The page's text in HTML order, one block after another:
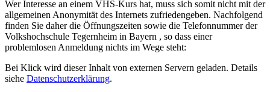
Wer Interesse an einem VHS-Kurs hat, muss sich somit nicht mit der
allgemeinen Anonymität des Internets zufriedengeben. Nachfolgend
finden Sie daher die Öffnungszeiten sowie die Telefonnummer der
Volkshochschule Tegernheim in Bayern , so dass einer
problemlosen Anmeldung nichts im Wege steht:
Bei Klick wird dieser Inhalt von externen Servern geladen. Details
siehe Datenschutzerklärung.